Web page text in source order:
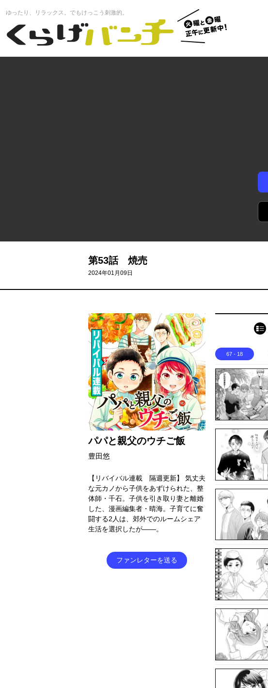
くらげバンチ
火曜と金
曜正午に
更新中！
ゆったり、リラックス。でもけっこう刺激的。
第53話 焼売
2024年01月09日
パパと親父のウチご飯
豊田悠
【リバイバル連載 隔週更新】 気丈夫
な元カノから子供をあずけられた、整
体師・千石。子供を引き取り妻と離婚
した、漫画編集者・晴海。子育てに奮
闘する2人は、郊外でのルームシェア
生活を選択したが――。
ファンレターを送る
67 - 18